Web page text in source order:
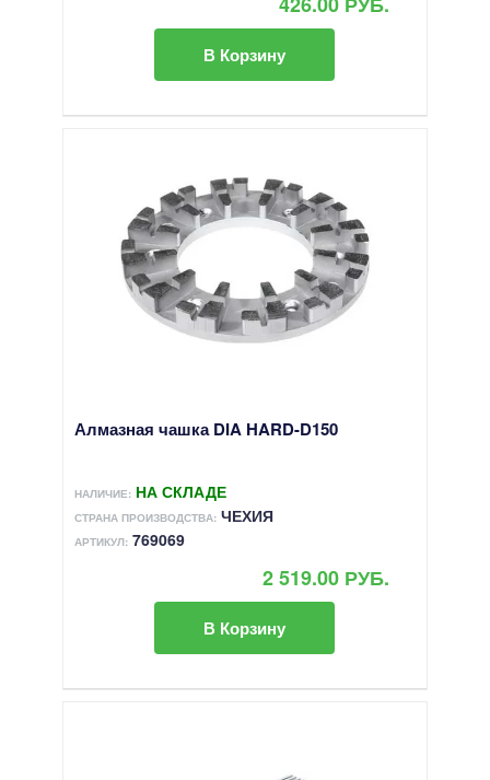
В Корзину
Алмазная чашка DIA HARD-D150
НАЛИЧИЕ: НА СКЛАДЕ
СТРАНА ПРОИЗВОДСТВА:ЧЕХИЯ
АРТИКУЛ:769069
2 519.00 РУБ.
В Корзину